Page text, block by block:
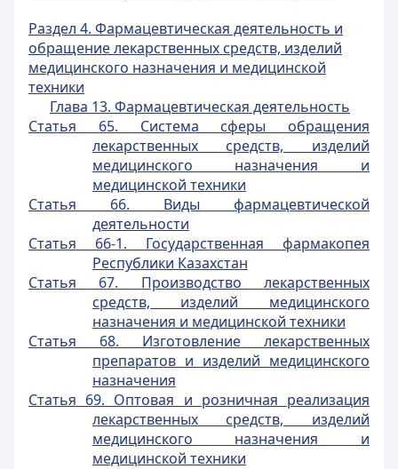
Раздел 4. Фармацевтическая деятельность и
обращение лекарственных средств, изделий
медицинского назначения и медицинской
техники
Глава 13. Фармацевтическая деятельность
Статья 65. Система сферы обращения
лекарственных средств, изделий
медицинского назначения и
медицинской техники
Статья 66. Виды фармацевтической
деятельности
Статья 66-1. Государственная фармакопея
Республики Казахстан
Статья 67. Производство лекарственных
средств, изделий медицинского
назначения и медицинской техники
Статья 68. Изготовление лекарственных
препаратов и изделий медицинского
назначения
Статья 69. Оптовая и розничная реализация
лекарственных средств, изделий
медицинского назначения и
медицинской техники